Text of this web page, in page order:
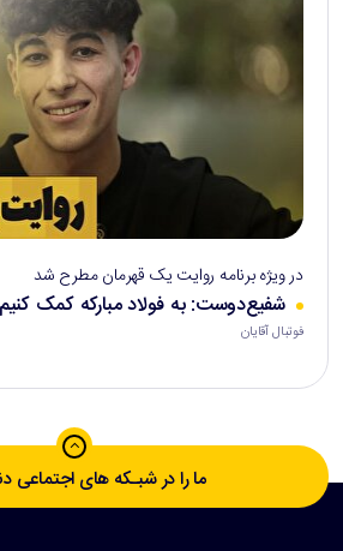
در ویژه برنامه روایت یک قهرمان مطرح شد
شفیع‌دوست: به فولاد مبارکه کمک کنیم
فوتبال آقایان
ما را در شبـکه های اجتماعی